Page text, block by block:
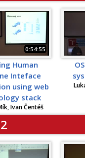
0:54:55
Human
Inteface
using web
stack
Ivan Čentéš